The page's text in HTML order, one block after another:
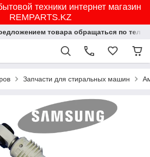
техники интернет магазин
REMPARTS.KZ
товара обращаться по
Запчасти для стиральных машин